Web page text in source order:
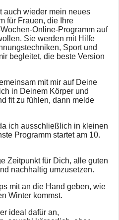
auch wieder mein neues
für Frauen, die Ihre
Online-Programm auf
Sie werden mit Hilfe
Sport und
begleitet, die beste Version
mit mir auf Deine
in Deinem Körper und
fit zu fühlen, dann melde
ich ausschließlich in kleinen
Programm startet am 10.
Zeitpunkt für Dich, alle guten
nachhaltig umzusetzen.
mit an die Hand geben, wie
Winter kommst.
ideal dafür an,